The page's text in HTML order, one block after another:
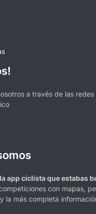
a través de las redes
app ciclista que estabas
con mapas,
la más completa